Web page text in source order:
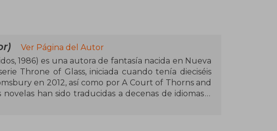
Ver Página del Autor
1986) es una autora de fantasía nacida en Nueva
Throne of Glass, iniciada cuando tenía dieciséis
en 2012, así como por A Court of Thorns and
novelas han sido traducidas a decenas de idiomas y
los más vendidos del New York Times. Maas es